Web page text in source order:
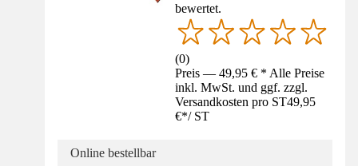
bewertet.
(0)
Preis — 49,95 € * Alle Preise
inkl. MwSt. und ggf. zzgl.
Versandkosten pro ST49,95
€*/ ST
Online bestellbar